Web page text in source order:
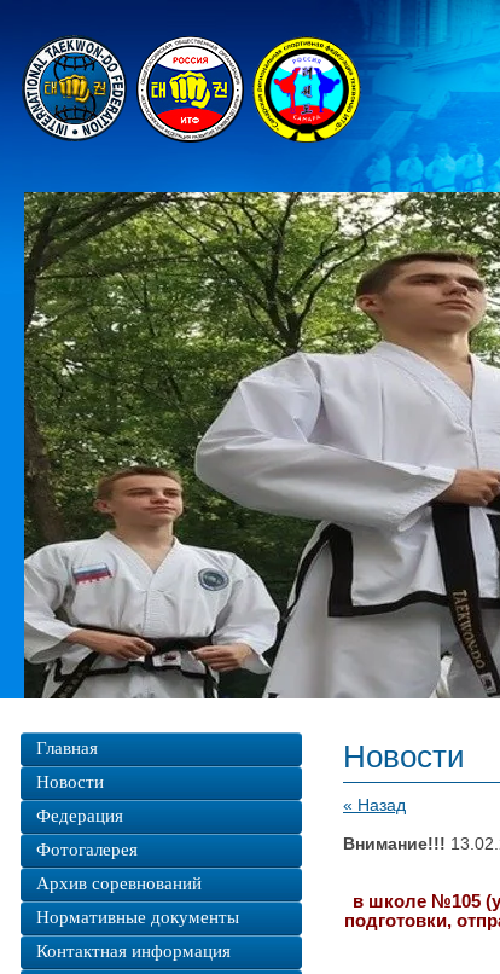
Главная
Новости
Федерация
Фотогалерея
Архив соревнований
Нормативные документы
Контактная информация
Новости
« Назад
Внимание!!!
в школе №105
подготовки,